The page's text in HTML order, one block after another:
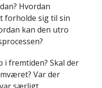
Hvordan
forholde sig til sin
kan den utro
i fremtiden? Skal der
Var der
særligt